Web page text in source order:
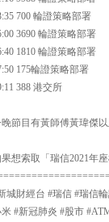
700 輪證策略部署
3690 輪證策略部署
1810 輪證策略部署
175輪證策略部署
388 港交所
晚節目有黃師傅黃瑋傑
想索取「瑞信2021年
城財經台 #瑞信 #瑞信
米 #新冠肺炎 #股市